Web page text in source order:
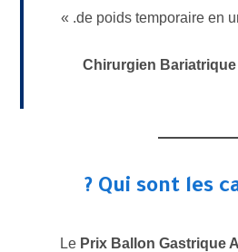
de poids temporaire en
Chirurgien
Qui sont les
Le Prix Ballon Gastrique